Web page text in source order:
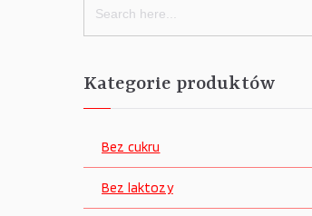
for:
Kategorie produktów
Bez cukru
Bez laktozy